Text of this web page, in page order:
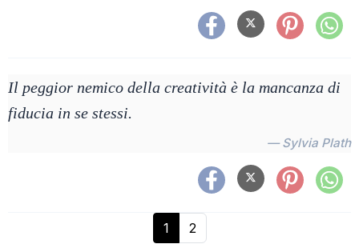
Il peggior nemico della creatività è la mancanza di
fiducia in se stessi.
— Sylvia Plath
1 2